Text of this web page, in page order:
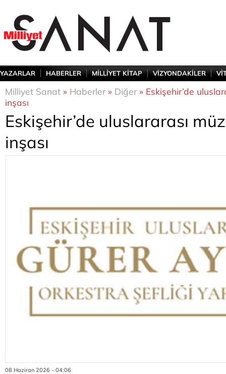
YAZARLAR HABERLER MİLLİYET KİTAP VİZYONDAKİLER
Milliyet Sanat » Haberler» Diğer» Eskişehir’de
inşası
Eskişehir’de uluslararası
inşası
08 Haziran 2026 - 04:06